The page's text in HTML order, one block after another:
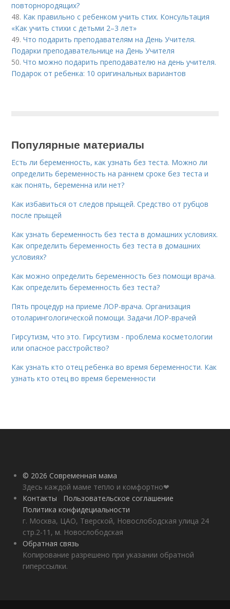
повторнородящих?
48. Как правильно с ребенком учить стих. Консультация
«Как учить стихи с детьми 2–3 лет»
49.Что подарить преподавателям на День Учителя.
Подарки преподавательнице на День Учителя
50.Что можно подарить преподавателю на день учителя.
Подарок от ребенка: 10 оригинальных вариантов
Популярные материалы
Есть ли беременность, как узнать без теста. Можно ли
определить беременность на раннем сроке без теста и
как понять, беременна или нет?
Как избавиться от следов прыщей. Средство от рубцов
после прыщей
Как узнать беременность без теста в домашних условиях.
Как определить беременность без теста в домашних
условиях?
Как можно определить беременность без помощи врача.
Как определить беременность без теста?
Пять процедур на приеме ЛОР-врача. Организация
отоларингологической помощи. Задачи ЛОР-врачей
Гирсутизм, что это. Гирсутизм - проблема косметологии
или опасное расстройство?
Как узнать кто отец ребенка во время беременности. Как
узнать кто отец во время беременности
© 2026 Современная мама
Здесь каждой маме тепло и комфортно❤
Контакты
Пользовательское соглашение
Политика конфидециальности
г. Москва, ЦАО, Тверской, Новослободская улица 24
стр.2-11, м. Новослободская
Обратная связь
Копирование разрешено при указании обратной
гиперссылки.